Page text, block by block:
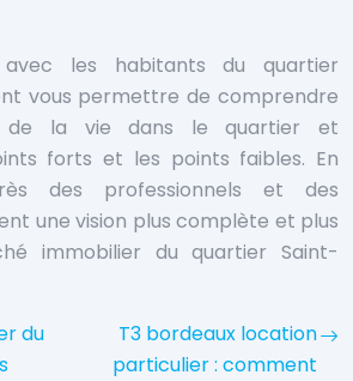
avec les habitants du quartier
vous permettre de comprendre
de la vie dans le quartier et
forts et les points faibles. En
des professionnels et des
une vision plus complète et plus
immobilier du quartier Saint-
du
T3 bordeaux location
particulier : comment